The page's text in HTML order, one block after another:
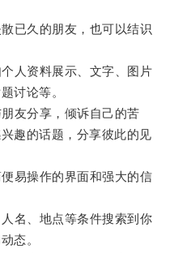
久的朋友，也可以结识
人资料展示、文字、图片
讨论等。
友分享，倾诉自己的苦
趣的话题，分享彼此的见
易操作的界面和强大的信
名、地点等条件搜索到你
态。